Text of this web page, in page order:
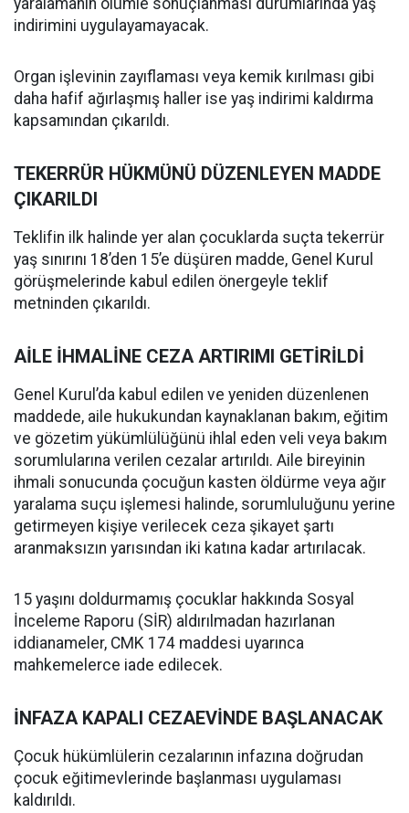
yaralamanın ölümle sonuçlanması durumlarında yaş
indirimini uygulayamayacak.
Organ işlevinin zayıflaması veya kemik kırılması gibi
daha hafif ağırlaşmış haller ise yaş indirimi kaldırma
kapsamından çıkarıldı.
TEKERRÜR HÜKMÜNÜ DÜZENLEYEN MADDE
ÇIKARILDI
Teklifin ilk halinde yer alan çocuklarda suçta tekerrür
yaş sınırını 18’den 15’e düşüren madde, Genel Kurul
görüşmelerinde kabul edilen önergeyle teklif
metninden çıkarıldı.
AİLE İHMALİNE CEZA ARTIRIMI GETİRİLDİ
Genel Kurul’da kabul edilen ve yeniden düzenlenen
maddede, aile hukukundan kaynaklanan bakım, eğitim
ve gözetim yükümlülüğünü ihlal eden veli veya bakım
sorumlularına verilen cezalar artırıldı. Aile bireyinin
ihmali sonucunda çocuğun kasten öldürme veya ağır
yaralama suçu işlemesi halinde, sorumluluğunu yerine
getirmeyen kişiye verilecek ceza şikayet şartı
aranmaksızın yarısından iki katına kadar artırılacak.
15 yaşını doldurmamış çocuklar hakkında Sosyal
İnceleme Raporu (SİR) aldırılmadan hazırlanan
iddianameler, CMK 174 maddesi uyarınca
mahkemelerce iade edilecek.
İNFAZA KAPALI CEZAEVİNDE BAŞLANACAK
Çocuk hükümlülerin cezalarının infazına doğrudan
çocuk eğitimevlerinde başlanması uygulaması
kaldırıldı.